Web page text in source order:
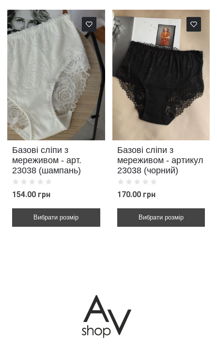
Базові сліпи з
мереживом - арт.
23038 (шампань)
154.00 грн
Вибрати розмір
Базові сліпи з
мереживом - артикул
23038 (чорний)
170.00 грн
Вибрати розмір